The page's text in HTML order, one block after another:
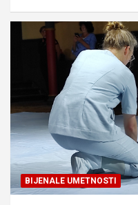
BIJENALE UMETNOSTI